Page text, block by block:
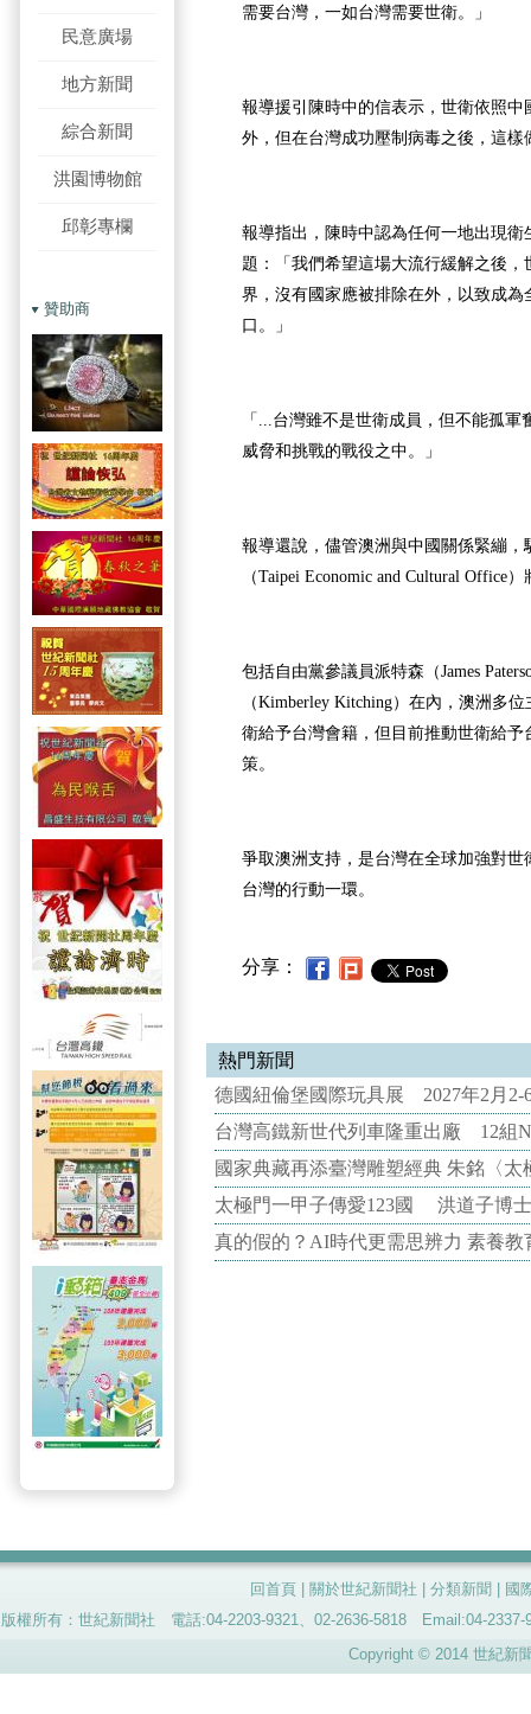
民意廣場
地方新聞
綜合新聞
洪園博物館
邱彰專欄
贊助商
需要台灣，一如台灣需要世衛。」
報導援引陳時中的信表示，世衛依照
外，但在台灣成功壓制病毒之後，這樣
報導指出，陳時中認為任何一地出現
題：「我們希望這場大流行緩解之後
界，沒有國家應被排除在外，以致成為
口。」
「...台灣雖不是世衛成員，但不能孤
威脅和挑戰的戰役之中。」
報導還說，儘管澳洲與中國關係緊繃
（Taipei Economic and Cultural Office
包括自由黨參議員派特森（James
（Kimberley Kitching）在內，澳洲多
衛給予台灣會籍，但目前推動世衛給
策。
爭取澳洲支持，是台灣在全球加強對
台灣的行動一環。
分享：
熱門新聞
德國紐倫堡國際玩具展 2027年2月2-
台灣高鐵新世代列車隆重出廠 12組
國家典藏再添臺灣雕塑經典 朱銘〈
太極門一甲子傳愛123國 洪道子博
真的假的？AI時代更需思辨力 素養
回首頁 關於世紀新聞社 分類新聞
國
版權所有：世紀新聞社 電話:04-2203-9321、02-2636-5818 Email:04-
Copyright © 2014 世紀新